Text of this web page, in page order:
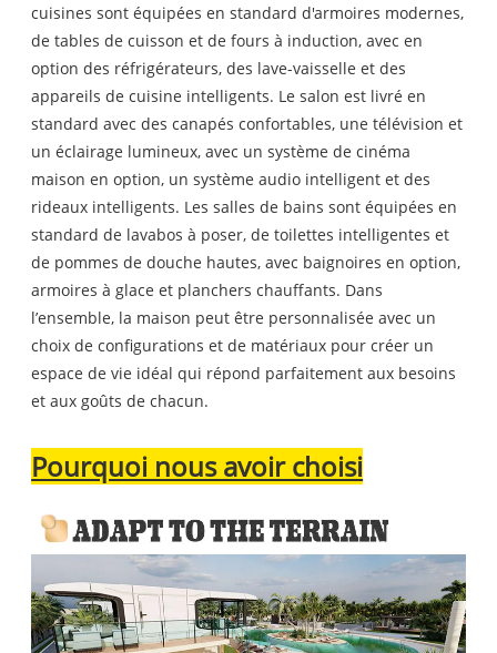
cuisines sont équipées en standard d'armoires modernes,
de tables de cuisson et de fours à induction, avec en
option des réfrigérateurs, des lave-vaisselle et des
appareils de cuisine intelligents. Le salon est livré en
standard avec des canapés confortables, une télévision et
un éclairage lumineux, avec un système de cinéma
maison en option, un système audio intelligent et des
rideaux intelligents. Les salles de bains sont équipées en
standard de lavabos à poser, de toilettes intelligentes et
de pommes de douche hautes, avec baignoires en option,
armoires à glace et planchers chauffants. Dans
l’ensemble, la maison peut être personnalisée avec un
choix de configurations et de matériaux pour créer un
espace de vie idéal qui répond parfaitement aux besoins
et aux goûts de chacun.
Pourquoi nous avoir choisi